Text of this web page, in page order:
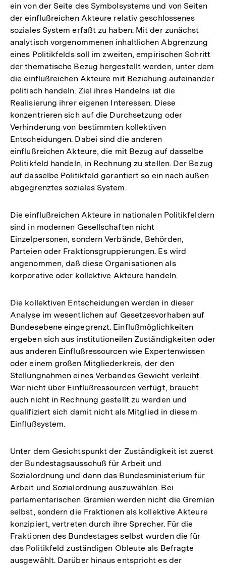
ein von der Seite des Symbolsystems und von Seiten
der einflußreichen Akteure relativ geschlossenes
soziales System erfaßt zu haben. Mit der zunächst
analytisch vorgenommenen inhaltlichen Abgrenzung
eines Politikfelds soll im zweiten, empirischen Schritt
der thematische Bezug hergestellt werden, unter dem
die einflußreichen Akteure mit Beziehung aufeinander
politisch handeln. Ziel ihres Handelns ist die
Realisierung ihrer eigenen Interessen. Diese
konzentrieren sich auf die Durchsetzung oder
Verhinderung von bestimmten kollektiven
Entscheidungen. Dabei sind die anderen
einflußreichen Akteure, die mit Bezug auf dasselbe
Politikfeld handeln, in Rechnung zu stellen. Der Bezug
auf dasselbe Politikfeld garantiert so ein nach außen
abgegrenztes soziales System.
Die einflußreichen Akteure in nationalen Politikfeldern
sind in modernen Gesellschaften nicht
Einzelpersonen, sondern Verbände, Behörden,
Parteien oder Fraktionsgruppierungen. Es wird
angenommen, daß diese Organisationen als
korporative oder kollektive Akteure handeln.
Die kollektiven Entscheidungen werden in dieser
Analyse im wesentlichen auf Gesetzesvorhaben auf
Bundesebene eingegrenzt. Einflußmöglichkeiten
ergeben sich aus institutioneilen Zuständigkeiten oder
aus anderen Einflußressourcen wie Expertenwissen
oder einem großen Mitgliederkreis, der den
Stellungnahmen eines Verbandes Gewicht verleiht.
Wer nicht über Einflußressourcen verfügt, braucht
auch nicht in Rechnung gestellt zu werden und
qualifiziert sich damit nicht als Mitglied in diesem
Einflußsystem.
Unter dem Gesichtspunkt der Zuständigkeit ist zuerst
der Bundestagsausschuß für Arbeit und
Sozialordnung und dann das Bundesministerium für
Arbeit und Sozialordnung auszuwählen. Bei
parlamentarischen Gremien werden nicht die Gremien
selbst, sondern die Fraktionen als kollektive Akteure
konzipiert, vertreten durch ihre Sprecher. Für die
Fraktionen des Bundestages selbst wurden die für
das Politikfeld zuständigen Obleute als Befragte
ausgewählt. Darüber hinaus entspricht es der